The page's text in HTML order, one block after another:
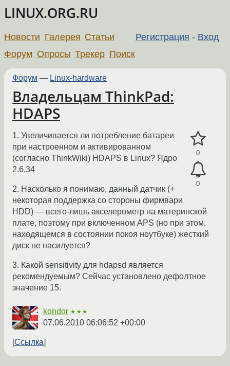
LINUX.ORG.RU
Регистрация - Вход
Новости Галерея Статьи
Форум Опросы Трекер Поиск
Форум — Linux-hardware
Владельцам ThinkPad:
HDAPS
0
0
1. Увеличивается ли потребление батареи
при настроенном и активированном
(согласно ThinkWiki) HDAPS в Linux? Ядро
2.6.34
2. Насколько я понимаю, данный датчик (+
некоторая поддержка со стороны фирмвари
HDD) — всего-лишь акселерометр на материнской
плате, поэтому при включенном APS (но при этом,
находящемся в состоянии покоя ноутбуке) жесткий
диск не насилуется?
3. Какой sensitivity для hdapsd является
рекомендуемым? Сейчас установлено дефолтное
значение 15.
kondor ★★★
07.06.2010 06:06:52 +00:00
Ссылка